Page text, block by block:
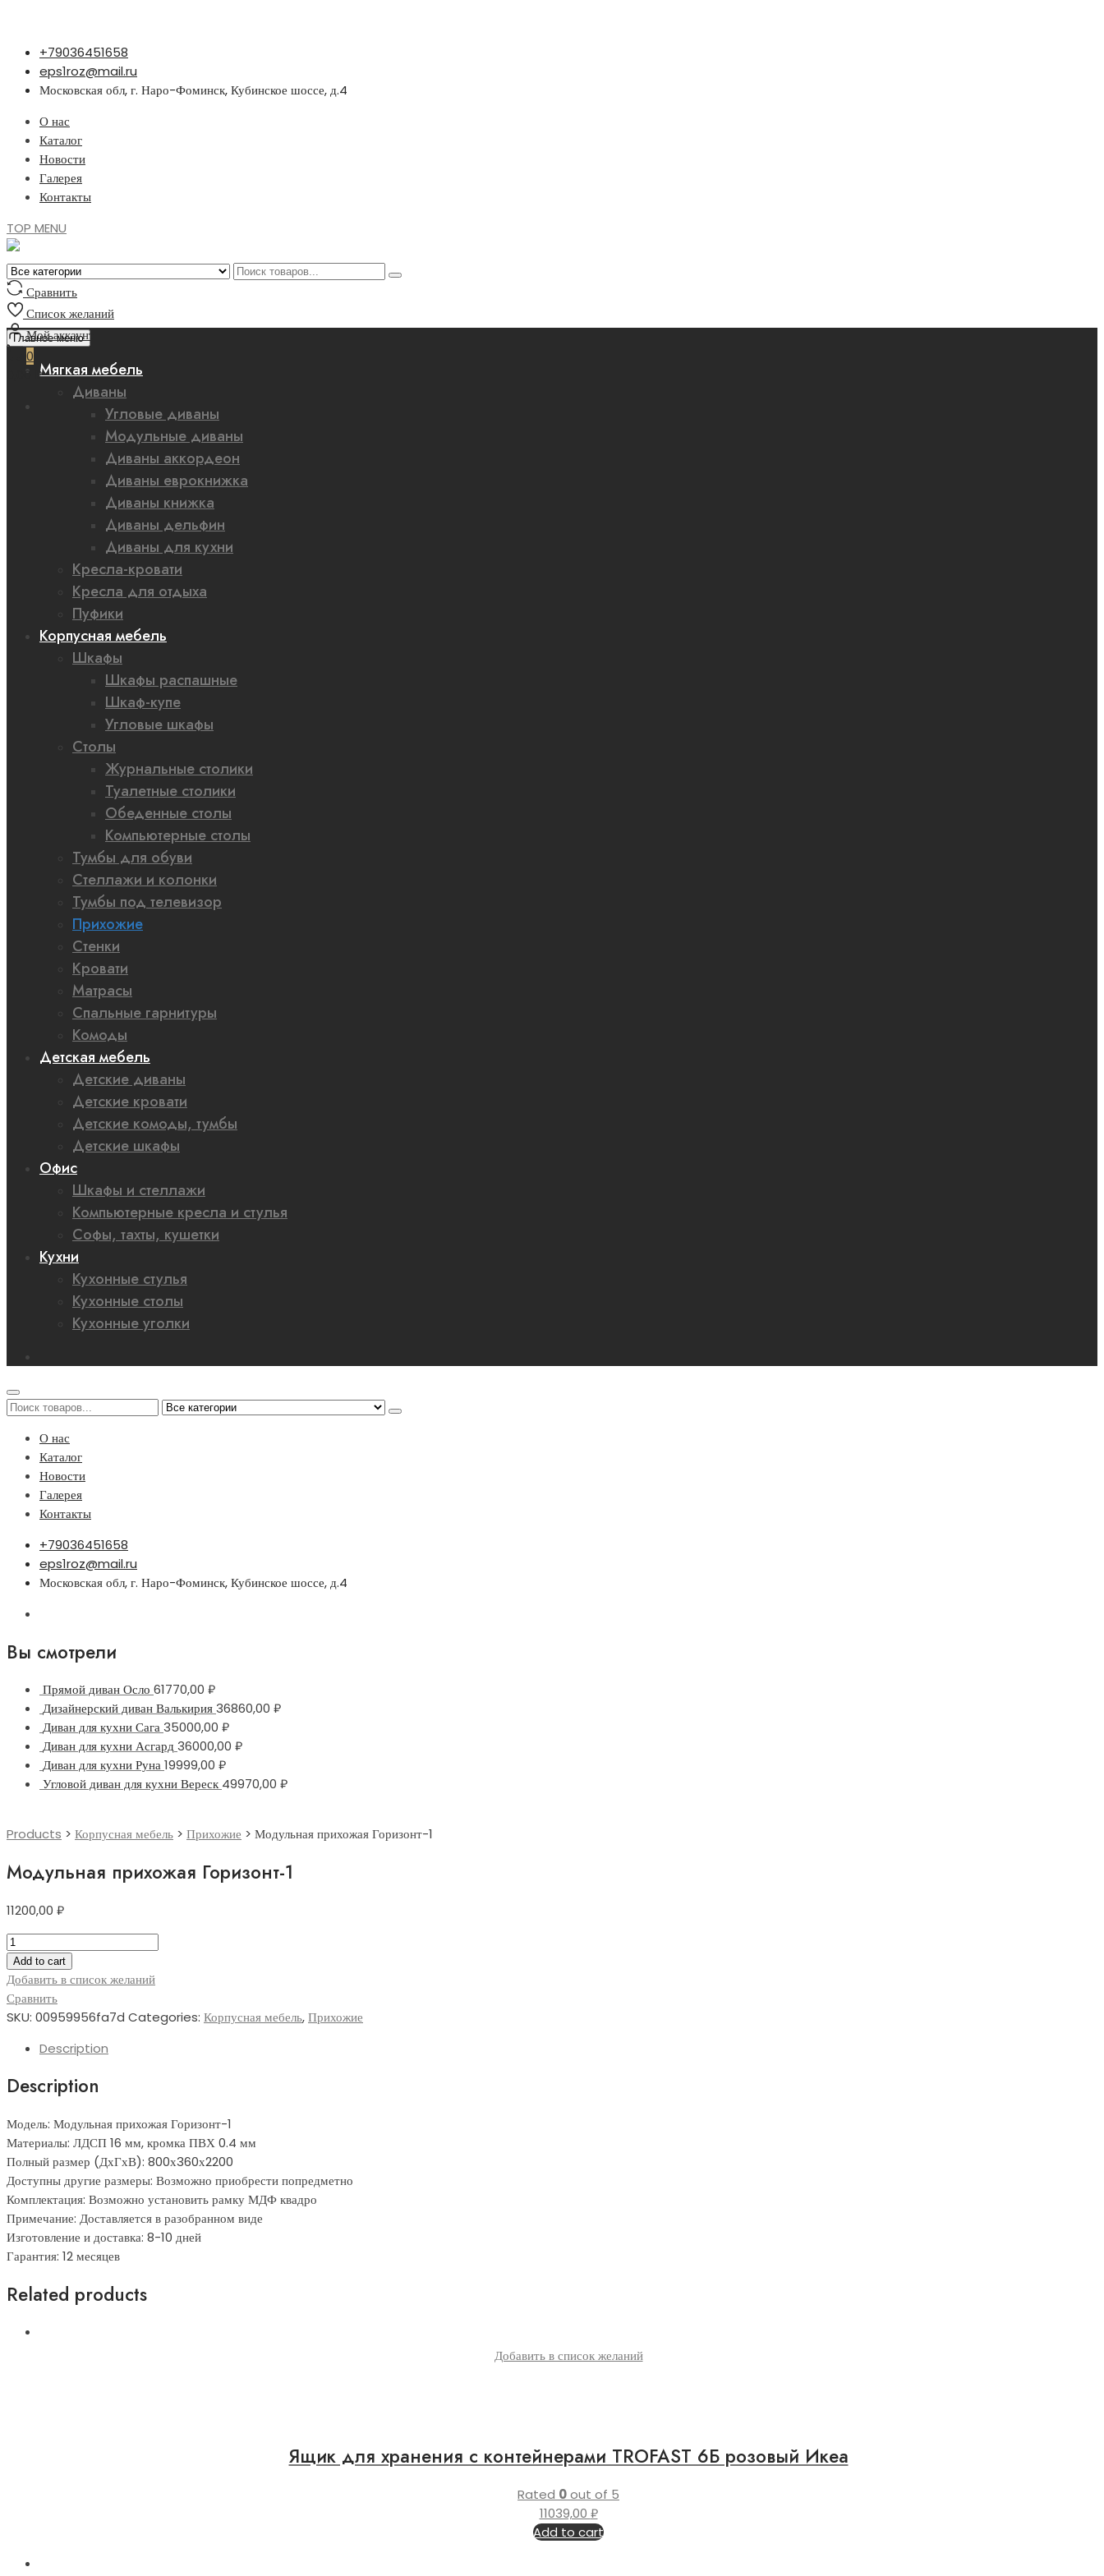
Перейти
содержимому
+79036451658
eps1roz@mail.ru
Московская обл, г. Наро-Фоминск, Кубинское шоссе, д.4
О нас
Каталог
Новости
Галерея
Контакты
TOP MENU
Сравнить
Список желаний
Мой аккаунт
0
0,00 ₽
Главное меню
Мягкая мебель
Диваны
Угловые диваны
Модульные диваны
Диваны аккордеон
Диваны еврокнижка
Диваны книжка
Диваны дельфин
Диваны для кухни
Кресла-кровати
Кресла для отдыха
Пуфики
Корпусная мебель
Шкафы
Шкафы распашные
Шкаф-купе
Угловые шкафы
Столы
Журнальные столики
Туалетные столики
Обеденные столы
Компьютерные столы
Тумбы для обуви
Стеллажи и колонки
Тумбы под телевизор
Прихожие
Стенки
Кровати
Матрасы
Спальные гарнитуры
Комоды
Детская мебель
Детские диваны
Детские кровати
Детские комоды, тумбы
Детские шкафы
Офис
Шкафы и стеллажи
Компьютерные кресла и стулья
Софы, тахты, кушетки
Кухни
Кухонные стулья
Кухонные столы
Кухонные уголки
О нас
Каталог
Новости
Галерея
Контакты
+79036451658
eps1roz@mail.ru
Московская обл, г. Наро-Фоминск, Кубинское шоссе, д.4
Вы смотрели
Прямой диван Осло 61770,00 ₽
Дизайнерский диван Валькирия36860,00 ₽
Диван для кухни Сага35000,00 ₽
Диван для кухни Асгард36000,00 ₽
Диван для кухни Руна19999,00 ₽
Угловой диван для кухни Вереск 49970,00 ₽
Products > Корпусная мебель > Прихожие > Модульная прихожая Горизонт-1
Модульная прихожая Горизонт-1
11200,00 ₽
Модульная
прихожая
Горизонт-1
quantity
Add to cart
Добавить в список желаний
Сравнить
SKU: 00959956fa7d Categories: Корпусная мебель,Прихожие
Description
Description
Модель: Модульная прихожая Горизонт-1
Материалы: ЛДСП 16 мм, кромка ПВХ 0.4 мм
Полный размер (ДхГхВ): 800х360х2200
Доступны другие размеры: Возможно приобрести попредметно
Комплектация: Возможно установить рамку МДФ квадро
Примечание: Доставляется в разобранном виде
Изготовление и доставка: 8-10 дней
Гарантия: 12 месяцев
Related products
Добавить в список желаний
Ящик для хранения с контейнерами TROFAST 6Б розовый Икеа
Rated 0out of 5
11039,00 ₽
Add to cart